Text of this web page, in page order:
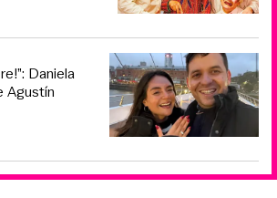
Daniela
Agustín